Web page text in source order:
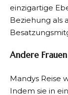
einzigartige
Beziehung als
Andere
Mandys Reise
Indem sie in